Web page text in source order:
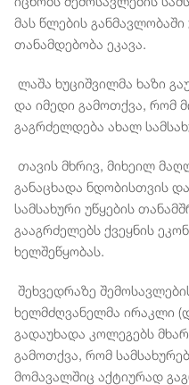
მას წლების განმავლობაში
თანამდებობა ეკავა.
ლაშა ხუციშვილმა ხაზი
და იმედი გამოთქვა, რომ
გაგრძელდება ახალ
თავის მხრივ, მიხეილ
განაცხადა ნდობისთვის
სამსახური უწყების
გააგრძელებს ქვეყნის
ხელშეწყობას.
შეხვედრაზე
ხელმძღვანელმა ირაკლი
გადაუხადა კოლეგებს
გამოთქვა, რომ
მომავალშიც აქტიურად